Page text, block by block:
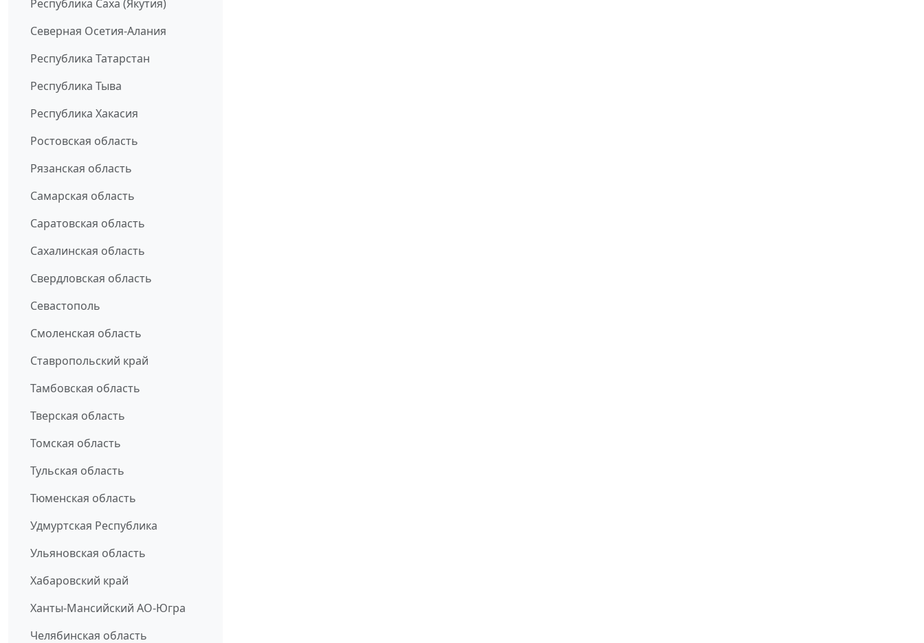
Республика Саха (Якутия)
Северная Осетия-Алания
Республика Татарстан
Республика Тыва
Республика Хакасия
Ростовская область
Рязанская область
Самарская область
Саратовская область
Сахалинская область
Свердловская область
Севастополь
Смоленская область
Ставропольский край
Тамбовская область
Тверская область
Томская область
Тульская область
Тюменская область
Удмуртская Республика
Ульяновская область
Хабаровский край
Ханты-Мансийский АО-Югра
Челябинская область